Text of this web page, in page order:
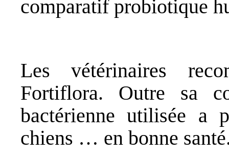
comparatif probiotique
Les vétérinaires
Fortiflora. Outre sa
bactérienne utilisée a
chiens … en bonne